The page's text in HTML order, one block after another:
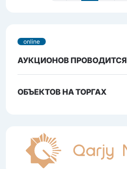
online
АУКЦИОНОВ ПРОВОДИТСЯ
ОБЪЕКТОВ НА ТОРГАХ